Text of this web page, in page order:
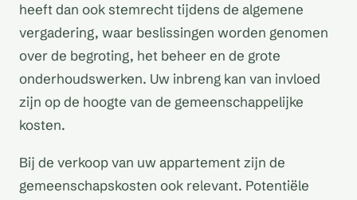
heeft dan ook stemrecht tijdens de algemene
vergadering, waar beslissingen worden genomen
over de begroting, het beheer en de grote
onderhoudswerken. Uw inbreng kan van invloed
zijn op de hoogte van de gemeenschappelijke
kosten.
Bij de verkoop van uw appartement zijn de
gemeenschapskosten ook relevant. Potentiële